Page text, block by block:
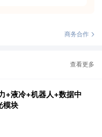
商务合作
查看更多
+液冷+机器人+数据中
模块